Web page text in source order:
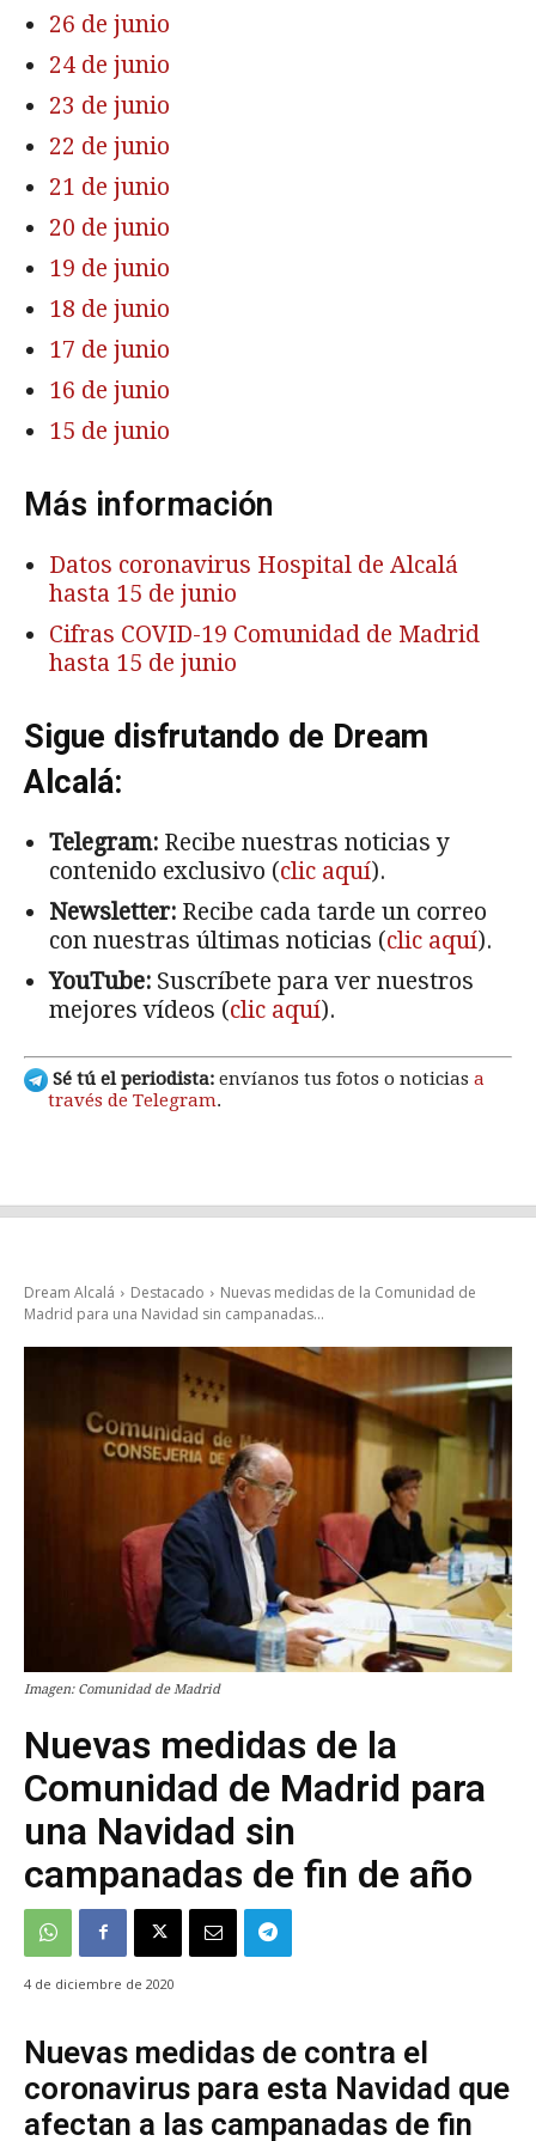
26 de junio
24 de junio
23 de junio
22 de junio
21 de junio
20 de junio
19 de junio
18 de junio
17 de junio
16 de junio
15 de junio
Más información
Datos coronavirus Hospital de Alcalá
hasta 15 de junio
Cifras COVID-19 Comunidad de Madrid
hasta 15 de junio
Sigue disfrutando de Dream
Alcalá:
Telegram: Recibe nuestras noticias y
contenido exclusivo (clic aquí).
Newsletter: Recibe cada tarde un correo
con nuestras últimas noticias (clic aquí).
YouTube: Suscríbete para ver nuestros
mejores vídeos (clic aquí).
Sé tú el periodista: envíanos tus fotos o noticias a
través de Telegram.